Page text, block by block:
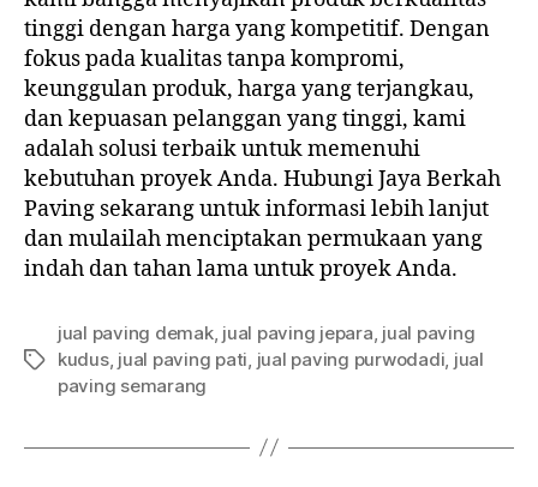
tinggi dengan harga yang kompetitif. Dengan
fokus pada kualitas tanpa kompromi,
keunggulan produk, harga yang terjangkau,
dan kepuasan pelanggan yang tinggi, kami
adalah solusi terbaik untuk memenuhi
kebutuhan proyek Anda. Hubungi Jaya Berkah
Paving sekarang untuk informasi lebih lanjut
dan mulailah menciptakan permukaan yang
indah dan tahan lama untuk proyek Anda.
Tag
jual paving demak, jual paving jepara jual paving
kudus, jual paving pati jual paving purwodadi jual
paving semarang